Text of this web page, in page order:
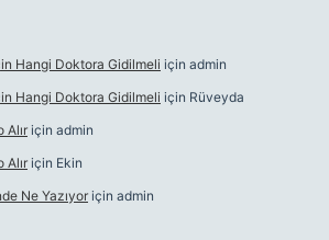
Hangi Doktora Gidilmeli için admin
Hangi Doktora Gidilmeli için Rüveyda
Alıriçin admin
Alıriçin Ekin
Ne Yazıyor için admin